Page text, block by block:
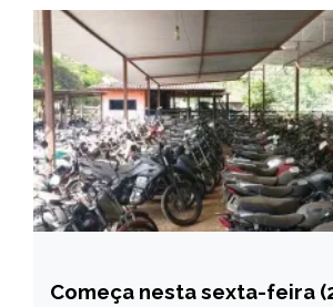
CAPELINHA
Começa nesta sexta-feira